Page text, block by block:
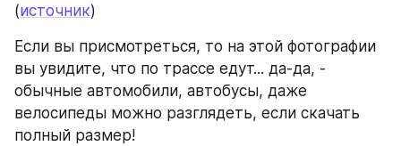
(источник)
Если вы присмотреться, то на этой фотографии
вы увидите, что по трассе едут... да-да, -
обычные автомобили, автобусы, даже
велосипеды можно разглядеть, если скачать
полный размер!